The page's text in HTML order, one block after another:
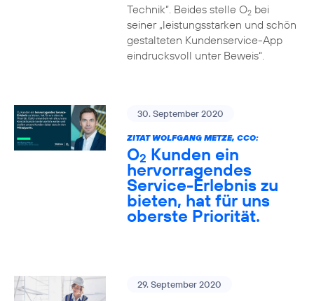
Technik“. Beides stelle O2bei
seiner „leistungsstarken und schön
gestalteten Kundenservice-App
eindrucksvoll unter Beweis“.
30. September 2020
ZITAT WOLFGANG METZE, CCO:
O2 Kunden ein
hervorragendes
Service-Erlebnis zu
bieten, hat für uns
oberste Priorität.
29. September 2020